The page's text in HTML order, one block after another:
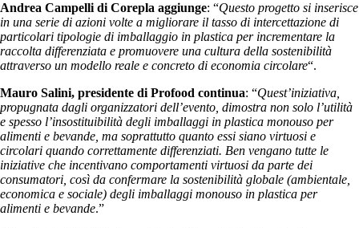
Andrea Campelli di Corepla aggiunge: “Questo progetto si inserisce
in una serie di azioni volte a migliorare il tasso di intercettazione di
particolari tipologie di imballaggio in plastica per incrementare la
raccolta differenziata e promuovere una cultura della sostenibilità
attraverso un modello reale e concreto di economia circolare“.
Mauro Salini, presidente di Profood continua: “Quest’iniziativa,
propugnata dagli organizzatori dell’evento, dimostra non solo l’utilità
e spesso l’insostituibilità degli imballaggi in plastica monouso per
alimenti e bevande, ma soprattutto quanto essi siano virtuosi e
circolari quando correttamente differenziati. Ben vengano tutte le
iniziative che incentivano comportamenti virtuosi da parte dei
consumatori, così da confermare la sostenibilità globale (ambientale,
economica e sociale) degli imballaggi monouso in plastica per
alimenti e bevande.”